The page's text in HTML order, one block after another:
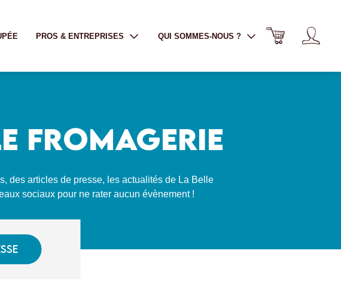
PROS & ENTREPRISES QUI SOMMES-NOUS ?
FROMAGERIE
des articles de presse, les actualités de La Belle
sociaux pour ne rater aucun évènement !